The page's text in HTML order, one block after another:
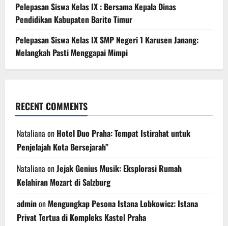
Pelepasan Siswa Kelas IX : Bersama Kepala Dinas
Pendidikan Kabupaten Barito Timur
Pelepasan Siswa Kelas IX SMP Negeri 1 Karusen Janang:
Melangkah Pasti Menggapai Mimpi
RECENT COMMENTS
Nataliana on Hotel Duo Praha: Tempat Istirahat untuk
Penjelajah Kota Bersejarah”
Nataliana onJejak Genius Musik: Eksplorasi Rumah
Kelahiran Mozart di Salzburg
adminon Mengungkap Pesona Istana Lobkowicz: Istana
Privat Tertua di Kompleks Kastel Praha